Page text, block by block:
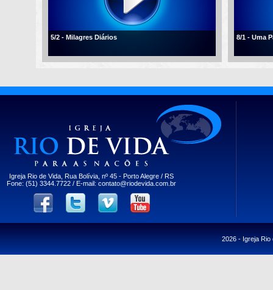
5/2 - Milagres Diários 8/1 - Uma
Igreja Rio de Vida, Rua Bolívia, nº 45 - Porto Alegre / RS
Fone: (51) 3344.7722 / E-mail:contato@riodevida.com.br
2026 - Igreja Rio